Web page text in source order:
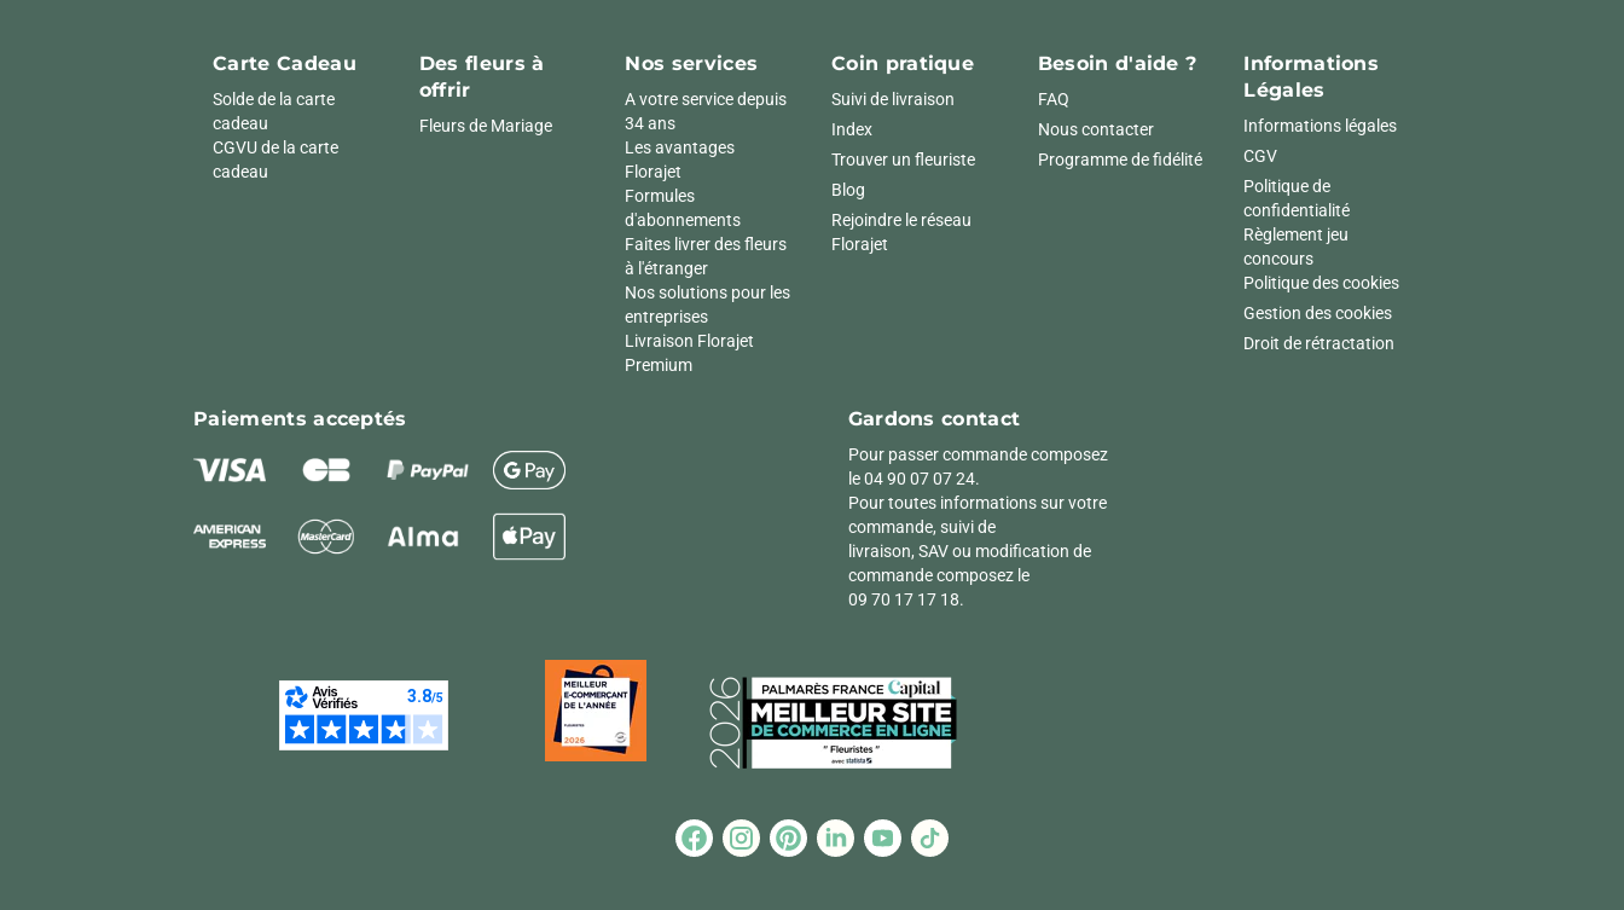
Carte Cadeau
Solde de la carte
cadeau
CGVU de la carte
cadeau
Des fleurs à
offrir
Fleurs de Mariage
Nos services
A votre service depuis
34 ans
Les avantages
Florajet
Formules
d'abonnements
Faites livrer des fleurs
à l'étranger
Nos solutions pour les
entreprises
Livraison Florajet
Premium
Coin pratique
Suivi de livraison
Index
Trouver un fleuriste
Blog
Rejoindre le réseau
Florajet
Besoin d'aide ?
FAQ
Nous contacter
Programme de fidélité
Informations
Légales
Informations légales
CGV
Politique de
confidentialité
Règlement jeu
concours
Politique des cookies
Gestion des cookies
Droit de rétractation
Paiementsacceptés Gardons contact
Pour passer commande composez
le 04 90 07 07 24.
Pour toutes informations sur votre
commande, suivi de
livraison, SAV ou modification de
commande composez le
09 70 17 17 18.